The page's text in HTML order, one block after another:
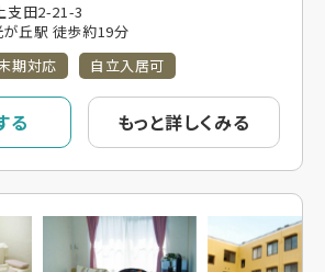
支田2-21-3
丘駅 徒歩約19分
期対応 自立入居可
る もっと詳しくみる